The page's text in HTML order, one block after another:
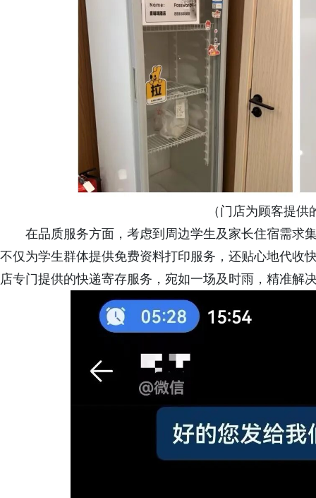
（门店为顾客提
在品质服务方面，考虑到周边学生及家长住宿需求
不仅为学生群体提供免费资料打印服务，还贴心地代收
店专门提供的快递寄存服务，宛如一场及时雨，精准解